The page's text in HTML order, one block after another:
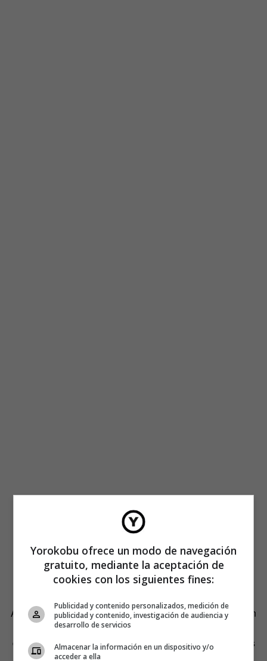
Algo de música para desengrasar. Hay algo en Rusia y en
la estética que se proyecta en todo el material que llega
desde allí que inquieta. Inquieta como dos matones rusos
en la puerta del prostíbulo que frecuente Putin, es decir,
Yorokobu ofrece un modo de navegación
gratuito, mediante la aceptación de
cookies con los siguientes fines:
Publicidad y contenido personalizados, medición de
publicidad y contenido, investigación de audiencia y
desarrollo de servicios
Almacenar la información en un dispositivo y/o
acceder a ella